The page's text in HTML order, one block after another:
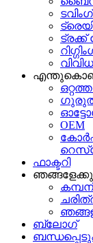
ട്രക്ക്
വിവിധ
OEM
ഫാക്ടറി
ബ്ലോഗ്